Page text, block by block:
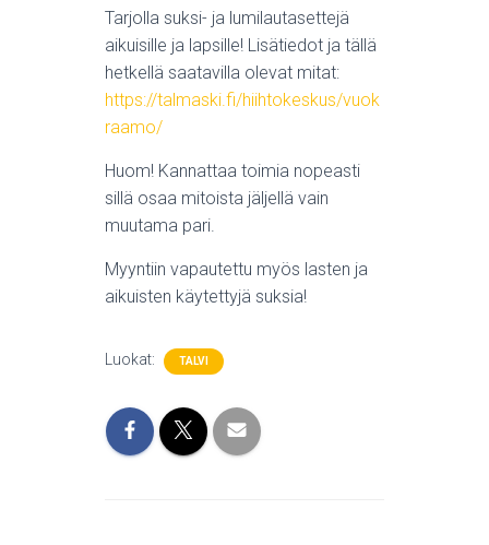
Tarjolla suksi- ja lumilautasettejä
aikuisille ja lapsille! Lisätiedot ja tällä
hetkellä saatavilla olevat mitat:
https://talmaski.fi/hiihtokeskus/vuok
raamo/
Huom! Kannattaa toimia nopeasti
sillä osaa mitoista jäljellä vain
muutama pari.
Myyntiin vapautettu myös lasten ja
aikuisten käytettyjä suksia!
Luokat: TALVI